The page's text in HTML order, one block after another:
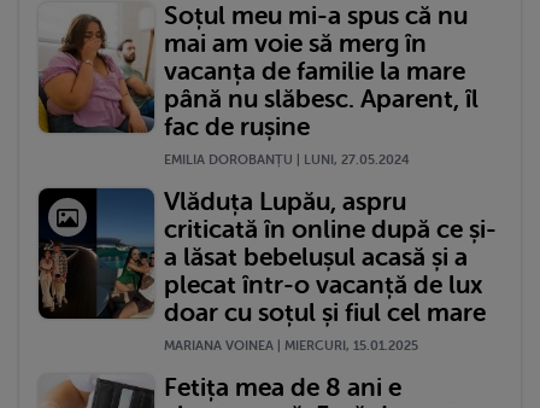
Soțul meu mi-a spus că nu
mai am voie să merg în
vacanța de familie la mare
până nu slăbesc. Aparent, îl
fac de rușine
EMILIA DOROBANȚU | LUNI, 27.05.2024
Vlăduța Lupău, aspru
criticată în online după ce și-
a lăsat bebelușul acasă și a
plecat într-o vacanță de lux
doar cu soțul și fiul cel mare
MARIANA VOINEA | MIERCURI, 15.01.2025
Fetița mea de 8 ani e